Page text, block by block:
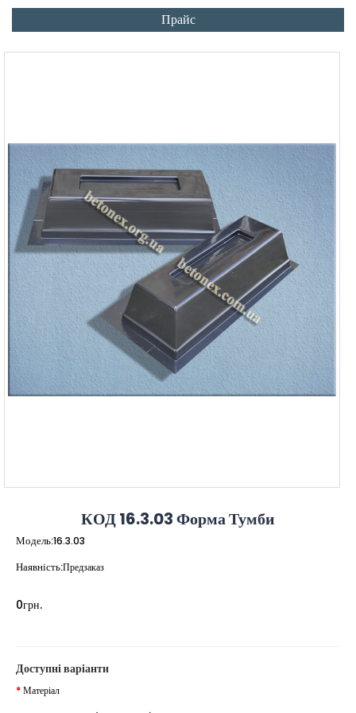
Прайс
КОД 16.3.03 Форма Тумби
Модель:16.3.03
Наявність:Предзаказ
0грн.
Доступні варіанти
Матеріал